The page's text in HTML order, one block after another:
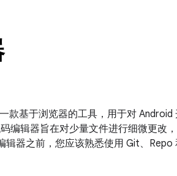
款基于浏览器的工具，用于对 Android
编辑器旨在对少量文件进行细微更改
器之前，您应该熟悉使用 Git、Repo